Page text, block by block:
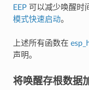
EEP 可以减少唤醒时
模式快速启动。
上述所有函数在
声明。
将唤醒存根数据